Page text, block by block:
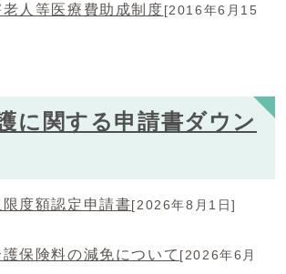
人等医療費助成制度[2016年6月15
に関する申請書ダウン
度額認定申請書[2026年8月1日]
保険料の減免について [2026年6月